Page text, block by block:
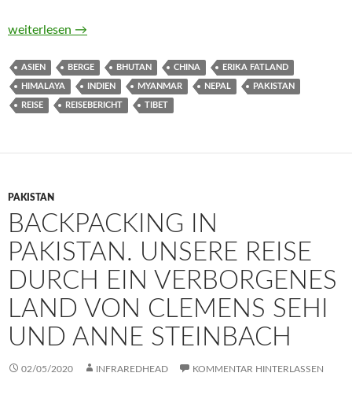
Hoch oben. Eine Reise durch den Himalaya von Erika Fatland
weiterlesen →
ASIEN BERGE BHUTAN CHINA ERIKA FATLAND
HIMALAYA INDIEN MYANMAR NEPAL PAKISTAN
REISE REISEBERICHT TIBET
PAKISTAN
BACKPACKING IN
PAKISTAN. UNSERE REISE
DURCH EIN VERBORGENES
LAND VON CLEMENS SEHI
UND ANNE STEINBACH
02/05/2020 INFRAREDHEAD KOMMENTAR HINTERLASSEN